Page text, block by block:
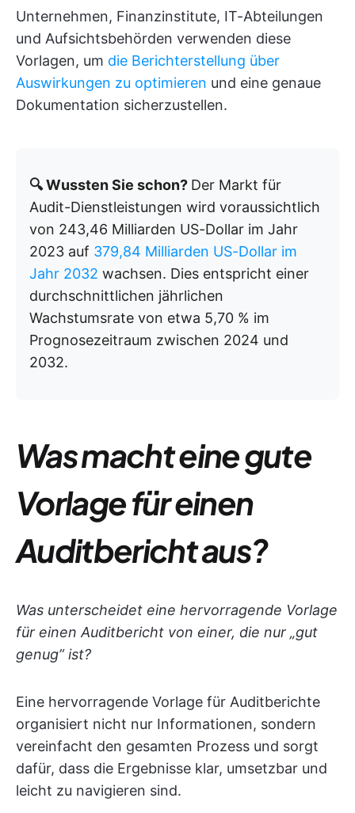
Unternehmen, Finanzinstitute, IT-Abteilungen
und Aufsichtsbehörden verwenden diese
Vorlagen, um die Berichterstellung über
Auswirkungen zu optimieren und eine genaue
Dokumentation sicherzustellen.
🔍 Wussten Sie schon? Der Markt für
Audit-Dienstleistungen wird voraussichtlich
von 243,46 Milliarden US-Dollar im Jahr
2023 auf 379,84 Milliarden US-Dollar im
Jahr 2032 wachsen. Dies entspricht einer
durchschnittlichen jährlichen
Wachstumsrate von etwa 5,70 % im
Prognosezeitraum zwischen 2024 und
2032.
Was macht eine gute
Vorlage für einen
Auditbericht aus?
Was unterscheidet eine hervorragende Vorlage
für einen Auditbericht von einer, die nur „gut
genug” ist?
Eine hervorragende Vorlage für Auditberichte
organisiert nicht nur Informationen, sondern
vereinfacht den gesamten Prozess und sorgt
dafür, dass die Ergebnisse klar, umsetzbar und
leicht zu navigieren sind.